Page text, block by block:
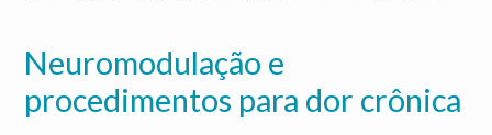
Neuromodulação e
procedimentos para dor crônica